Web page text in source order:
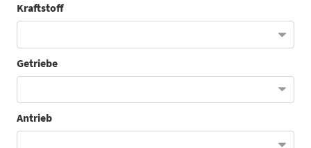
Kraftstoff
Getriebe
Antrieb